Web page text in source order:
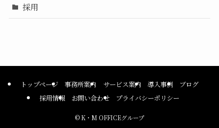
採用
トップページ 事務所案内 サービス案内 導入事例
ブログ
採用情報
お問い合わせ プライバシーポリシー
©K・M OFFICEグループ